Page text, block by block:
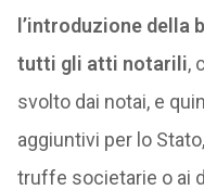
l’introduzione della
tutti gli atti notarili,
svolto dai notai, e
aggiuntivi per lo
truffe societarie o ai